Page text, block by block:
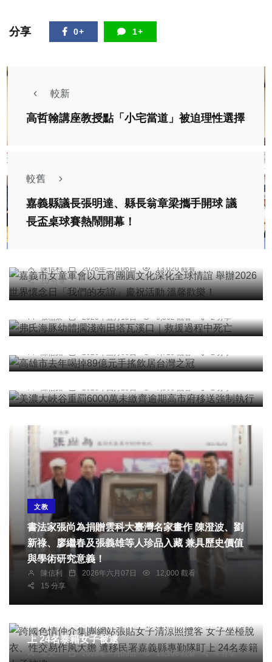
分享 0+ 1+
較新
高哲翰講座教授點「小宅當道」被迫理性選擇
較舊
嘉義縣議長張明達、縣長翁章梁攜手開球 議
長盃桌球賽熱鬧開幕！
綜合新聞
嘉義市女童軍會以元宵團圓文化深化全球情誼 舉辦
陳信利 2026年三月06日
13,020 觀看
10 分享
社會
弗氏海豚幼體擱淺南田塔瓦溪口｜救援過程中死亡
張柏東 2026年五月19日 6,862 觀看 2 分享
綜合新聞
高雄市去年喝掉89億元手搖飲居台灣之冠
陳信銘 2026年三月05日 7,715 觀看 2 分享
綜合新聞
美濃大峽谷重罰6000萬未繳齊逾期高市府移送強制
執行
陳信銘 2026年四月25日 7,308 觀看 2 分享
文教
書法家張尚為捐贈雲科大臺灣名家畫作 陳澄波、劉
新祿、廖繼春及張義雄等人珍品入藏 兼具歷史價值
與學術研究意義！
陳信利 2026年六月07日
12,000 觀看
15 分享
社會
跨國色情仲介集團網站張貼女子清涼照攬客 女子坐
上 24名泰籍女子被逮
張文一 2026年一月09日 13,196 觀看 4 分享